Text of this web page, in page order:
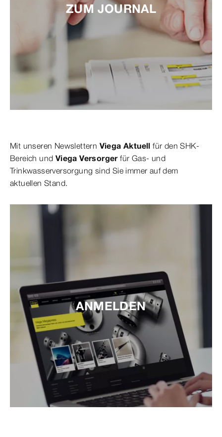
ZUM JOURNAL
Mit unseren Newslettern Viega Aktuell für den SHK-
Bereich und Viega Versorgerfür Gas- und
Trinkwasserversorgung sind Sie immer auf dem
aktuellen Stand.
ANMELDEN